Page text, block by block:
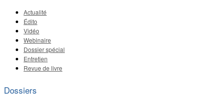
Actualité
Édito
Vidéo
Webinaire
Dossier spécial
Entretien
Revue de livre
Dossiers